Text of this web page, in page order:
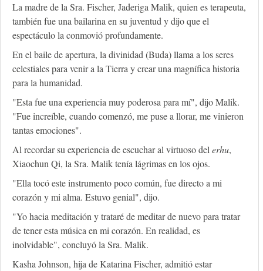
La madre de la Sra. Fischer, Jaderiga Malik, quien es terapeuta,
también fue una bailarina en su juventud y dijo que el
espectáculo la conmovió profundamente.
En el baile de apertura, la divinidad (Buda) llama a los seres
celestiales para venir a la Tierra y crear una magnífica historia
para la humanidad.
"Esta fue una experiencia muy poderosa para mí", dijo Malik.
"Fue increíble, cuando comenzó, me puse a llorar, me vinieron
tantas emociones".
Al recordar su experiencia de escuchar al virtuoso delerhu,
Xiaochun Qi, la Sra. Malik tenía lágrimas en los ojos.
"Ella tocó este instrumento poco común, fue directo a mi
corazón y mi alma. Estuvo genial", dijo.
"Yo hacia meditación y trataré de meditar de nuevo para tratar
de tener esta música en mi corazón. En realidad, es
inolvidable", concluyó la Sra. Malik.
Kasha Johnson, hija de Katarina Fischer, admitió estar